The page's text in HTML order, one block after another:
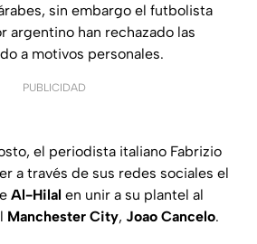
sin embargo el futbolista
argentino han rechazado las
a motivos personales.
PUBLICIDAD
el periodista italiano Fabrizio
a través de sus redes sociales el
Al-Hilal en unir a su plantel al
Manchester City, Joao Cancelo.